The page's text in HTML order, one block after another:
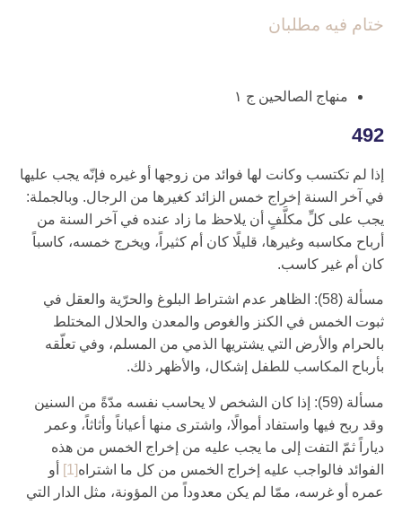
ختام فيه مطلبان
منهاج الصالحين‏ ج ۱
492
إذا لم تكتسب وكانت لها فوائد من زوجها أو غيره فإنّه يجب عليها
في آخر السنة إخراج خمس الزائد كغيرها من الرجال. وبالجملة:
يجب على كلِّ مكلَّفٍ أن يلاحظ ما زاد عنده في آخر السنة من
أرباح مكاسبه وغيرها، قليلًا كان أم كثيراً، ويخرج خمسه، كاسباً
كان أم غير كاسب.
مسألة (58): الظاهر عدم اشتراط البلوغ والحرّية والعقل في
ثبوت الخمس في الكنز والغوص والمعدن والحلال المختلط
بالحرام والأرض التي يشتريها الذمي من المسلم، وفي تعلّقه
بأرباح المكاسب للطفل إشكال، والأظهر ذلك.
مسألة (59): إذا كان الشخص لا يحاسب نفسه مدّةً من السنين
وقد ربح فيها واستفاد أموالًا، واشترى منها أعياناً وأثاثاً، وعمر
دياراً ثمّ التفت إلى ما يجب عليه من إخراج الخمس من هذه
الفوائد فالواجب عليه إخراج الخمس من كل ما اشتراه‏[1]
أو
عمره أو غرسه، ممّا لم يكن معدوداً من المؤونة، مثل الدار التي